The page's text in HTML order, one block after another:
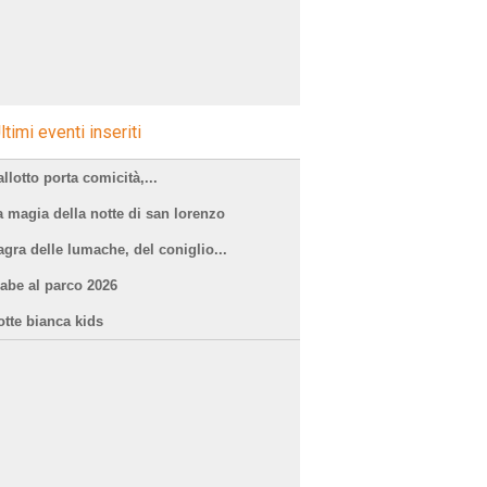
eventi inseriti
porta comicità,...
magia della notte di san lorenzo
delle lumache, del coniglio...
al parco 2026
bianca kids